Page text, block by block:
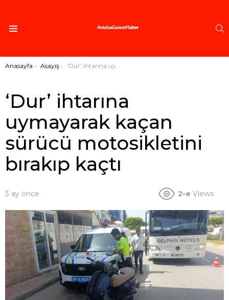
Buradasınız:
Anasayfa Asayiş ‘Dur’ ihtarına uymayarak kaçan sürücü motosikletini bırakıp kaçtı
‘Dur’ ihtarına
uymayarak kaçan
sürücü motosikletini
bırakıp kaçtı
3 ay önce 2-e Views